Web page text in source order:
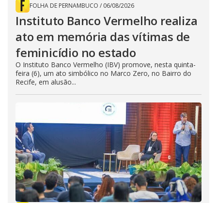
FOLHA DE PERNAMBUCO / 06/08/2026
Instituto Banco Vermelho realiza
ato em memória das vítimas de
feminicídio no estado
O Instituto Banco Vermelho (IBV) promove, nesta quinta-
feira (6), um ato simbólico no Marco Zero, no Bairro do
Recife, em alusão...